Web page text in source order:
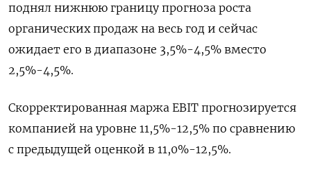
поднял нижнюю границу прогноза роста
органических продаж на весь год и сейчас
ожидает его в диапазоне 3,5%-4,5% вместо
2,5%-4,5%.
Скорректированная маржа EBIT прогнозируется
компанией на уровне 11,5%-12,5% по сравнению
с предыдущей оценкой в 11,0%-12,5%.